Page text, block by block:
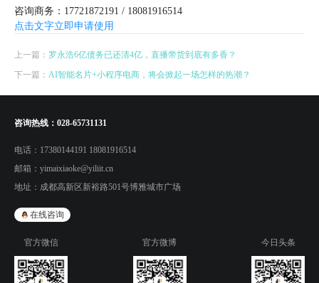
咨询商务：17721872191 / 18081916514
点击文字立即申请使用
上一篇： 罗永浩6亿债务已还清4亿，直播带货到底有多香？
下一篇： AI智能名片+小程序电商，将会掀起一场怎样的热潮？
咨询热线： 028-65731131
电话： 17380144191 18081916514
邮箱： yimaixiaoke@yiliit.cn
地址： 成都高新区新裕路501号博雅城市广场
在线咨询
官方微信 官方微博 今日头条